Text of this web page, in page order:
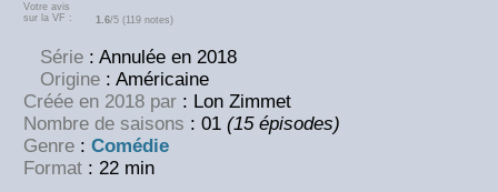
Votre avis
sur la VF :
1.6/5 (119 notes)
Série : Annulée en 2018
Origine : Américaine
Créée en 2018 par : Lon Zimmet
Nombre de saisons : 01 (15 épisodes)
Genre : Comédie
Format : 22 min